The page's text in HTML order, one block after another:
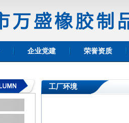
企业党建 荣誉资质
工厂环境